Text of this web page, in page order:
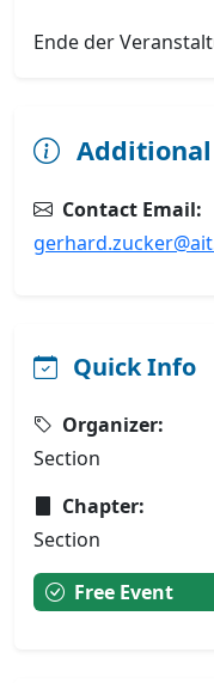
Ende der
Contact Email:
Quick Info
Organizer:
Section
Chapter:
Section
Free Event